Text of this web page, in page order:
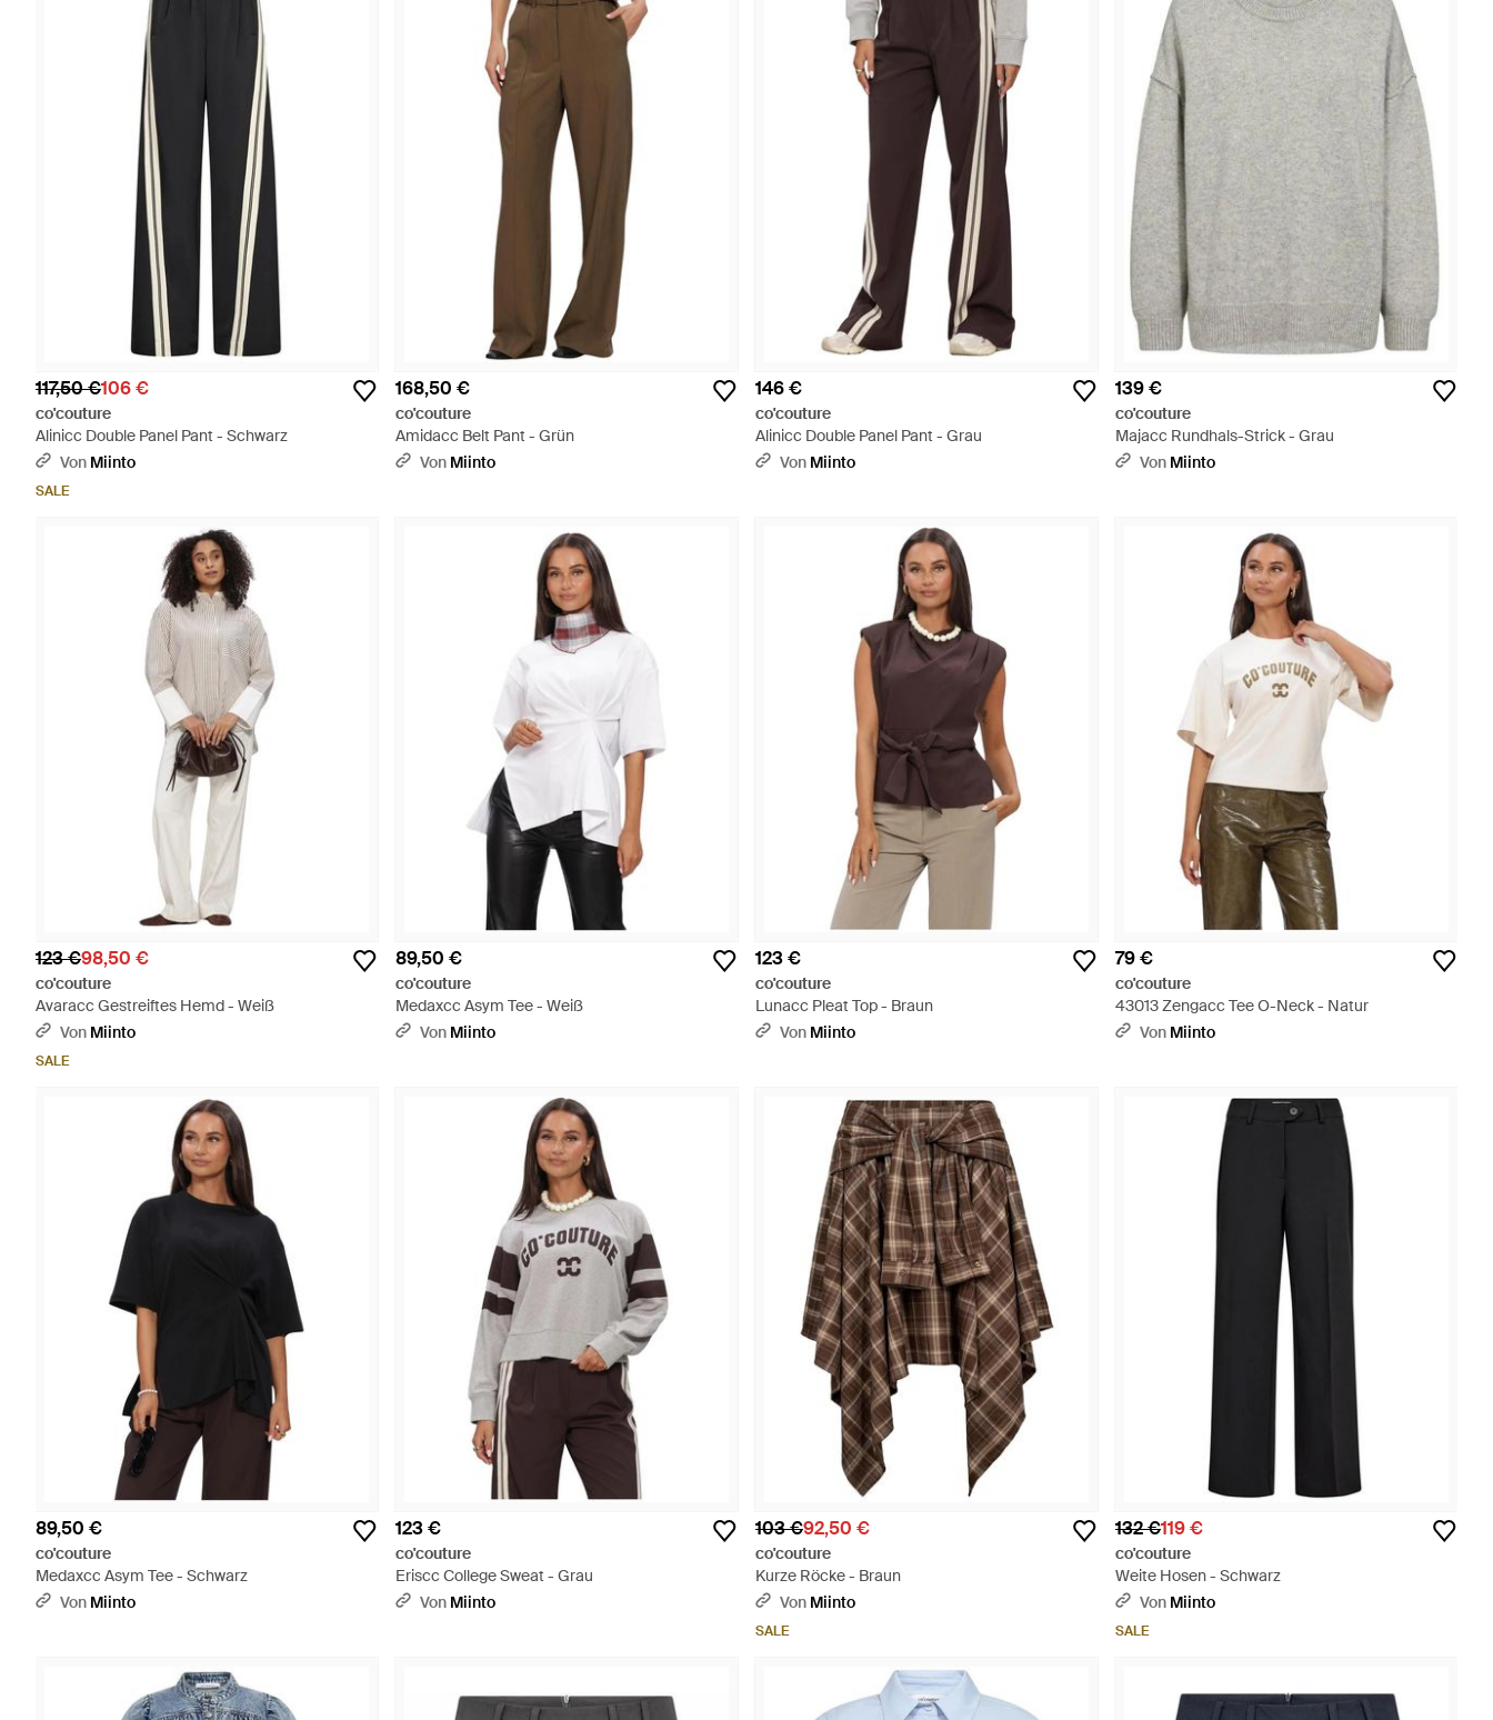
117,50 €106 €
co'couture
Alinicc Double Panel Pant - Schwarz
Von Miinto
SALE
168,50 €
co'couture
Amidacc Belt Pant - Grün
Von Miinto
146 €
co'couture
Alinicc Double Panel Pant - Grau
Von Miinto
139 €
co'couture
Majacc Rundhals-Strick - Grau
Von Miinto
123 €98,50 €
co'couture
Avaracc Gestreiftes Hemd - Weiß
Von Miinto
SALE
89,50 €
co'couture
Medaxcc Asym Tee - Weiß
Von Miinto
123 €
co'couture
Lunacc Pleat Top - Braun
Von Miinto
79 €
co'couture
43013 Zengacc Tee O-Neck - Natur
Von Miinto
89,50 €
co'couture
Medaxcc Asym Tee - Schwarz
Von Miinto
123 €
co'couture
Eriscc College Sweat - Grau
Von Miinto
103 €92,50 €
co'couture
Kurze Röcke - Braun
Von Miinto
SALE
132 €119 €
co'couture
Weite Hosen - Schwarz
Von Miinto
SALE